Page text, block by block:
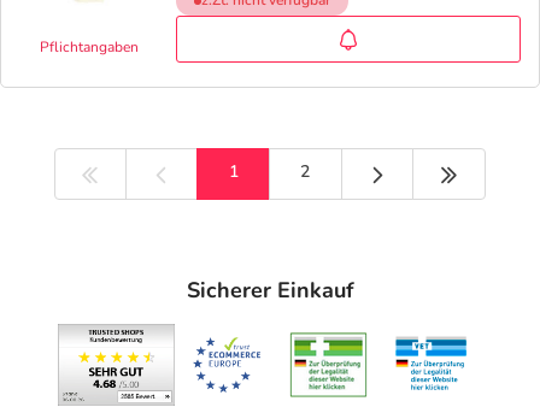
Pflichtangaben
1 2 Nächste Seite
Sicherer Einkauf